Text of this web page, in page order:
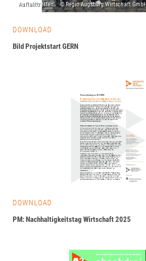
DOWNLOAD
Bild Projektstart GERN
DOWNLOAD
PM: Nachhaltigkeitstag Wirtschaft 2025